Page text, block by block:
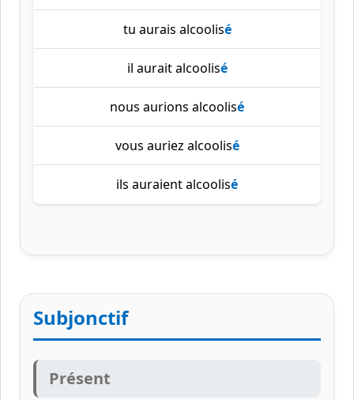
tu aurais alcoolisé
il aurait alcoolisé
nous aurions alcoolisé
vous auriez alcoolisé
ils auraient alcoolisé
Subjonctif
Présent